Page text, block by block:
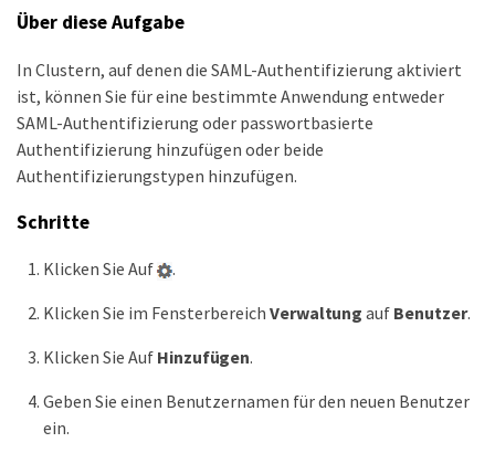
Über diese Aufgabe
In Clustern, auf denen die SAML-Authentifizierung aktiviert
ist, können Sie für eine bestimmte Anwendung entweder
SAML-Authentifizierung oder passwortbasierte
Authentifizierung hinzufügen oder beide
Authentifizierungstypen hinzufügen.
Schritte
Klicken Sie Auf
.
Klicken Sie im Fensterbereich Verwaltung auf Benutzer.
Klicken Sie Auf Hinzufügen.
Geben Sie einen Benutzernamen für den neuen Benutzer
ein.